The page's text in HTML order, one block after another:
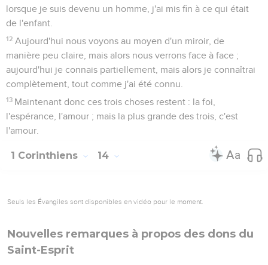
lorsque je suis devenu un homme, j'ai mis fin à ce qui était
de l'enfant.
12 Aujourd'hui nous voyons au moyen d'un miroir, de
manière peu claire, mais alors nous verrons face à face ;
aujourd'hui je connais partiellement, mais alors je connaîtrai
complètement, tout comme j'ai été connu.
13 Maintenant donc ces trois choses restent : la foi,
l'espérance, l'amour ; mais la plus grande des trois, c'est
l'amour.
1 Corinthiens 14
Seuls les Évangiles sont disponibles en vidéo pour le moment.
Nouvelles remarques à propos des dons du
Saint-Esprit